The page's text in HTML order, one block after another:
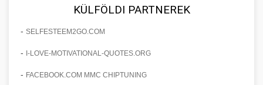
elkötelezettség erősítési módszerek
költségvetését gépi tanulással és
automatizálással.
aikampany.hu AI hirdetési automatizálás
🍞 20. Ipari Dagasztógép
Professzionális ipari dagasztógépek és
konyhák számára. Masszív konstrukció
megbízható teljesítményhez.
🔪 21. Ipari Szeletelőgép
Ipari hús- és sajtszeletelő gépek professzionális
KÜLFÖLDI PARTNEREK
- SELFESTEEM2GO.COM
- I-LOVE-MOTIVATIONAL-QUOTES.ORG
- FACEBOOK.COM MMC CHIPTUNING